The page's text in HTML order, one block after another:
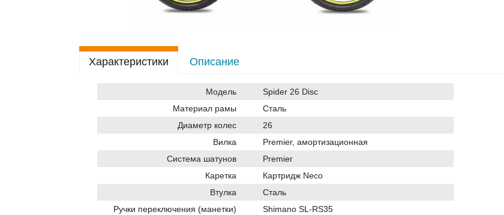
Характеристики Описание
Модель
Spider 26 Disc
Материал рамы
Сталь
Диаметр колес
26
Вилка
Premier, амортизационная
Система шатунов
Premier
Каретка
Картридж Neco
Втулка
Сталь
Ручки переключения (манетки)
Shimano SL-RS35